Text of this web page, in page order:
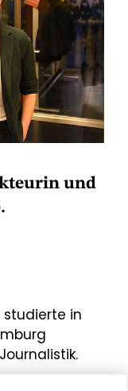
und
studierte in